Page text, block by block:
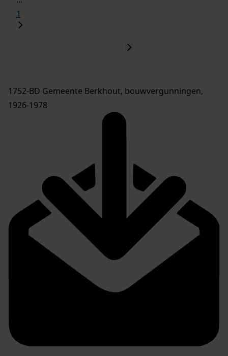
1
1752-BD Gemeente Berkhout, bouwvergunningen,
1926-1978